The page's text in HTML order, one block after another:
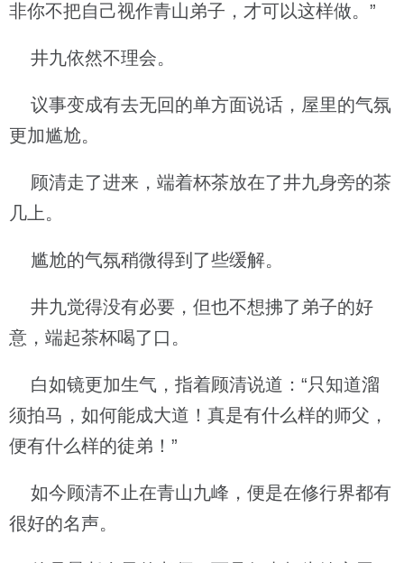
非你不把自己视作青山弟子，才可以这样做。”
井九依然不理会。
议事变成有去无回的单方面说话，屋里的气氛
更加尴尬。
顾清走了进来，端着杯茶放在了井九身旁的茶
几上。
尴尬的气氛稍微得到了些缓解。
井九觉得没有必要，但也不想拂了弟子的好
意，端起茶杯喝了口。
白如镜更加生气，指着顾清说道：“只知道溜
须拍马，如何能成大道！真是有什么样的师父，
便有什么样的徒弟！”
如今顾清不止在青山九峰，便是在修行界都有
很好的名声。